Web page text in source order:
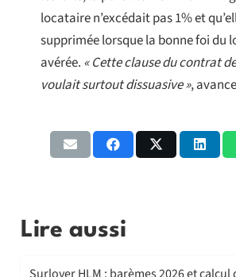
locataire n’excédait pas 1% et
supprimée lorsque la bonne foi du
avérée. « Cette clause du contrat
voulait surtout dissuasive »,
Lire aussi